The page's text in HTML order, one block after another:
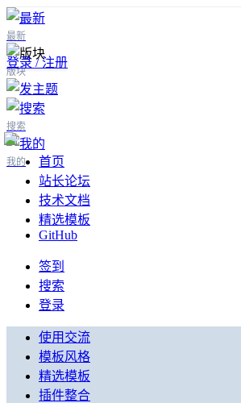
最新
版块
搜索
我的
登录 / 注册
首页
站长论坛
技术文档
精选模板
GitHub
签到
搜索
登录
使用交流
模板风格
精选模板
插件整合